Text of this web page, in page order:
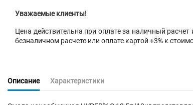
Уважаемые клиенты!
Цена действительна при оплате за наличный расчет
безналичном расчете или оплате картой +3% к
Описание Характеристики